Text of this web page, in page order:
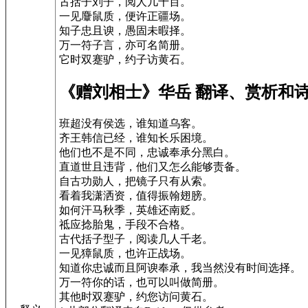
一见麞鼠质，便许正疆场。
知子忠且谀，愚固未暇择。
万一符子言，亦可名简册。
它时双蹇驴，约子访黄石。
《赠刘相士》华岳 翻译、赏析和
班超没有侯选，谁知道乌客。
齐王韩信已经，谁知长乐困境。
他们也不是不同，忠诚奉承分黑白。
直道世且违背，他们又怎么能够责备。
自古功勋人，把镜子只有从索。
看着我潇洒资，值得振翰翅膀。
如何汗马秋季，英雄还南贬。
祗应捻胎鬼，手段不合格。
古代括子型子，阅读几人千老。
一见獐鼠质，也许正战场。
知道你忠诚而且阿谀奉承，我当然没有时间选择。
万一符你的话，也可以叫做简册。
其他时双蹇驴，约您访问黄石。